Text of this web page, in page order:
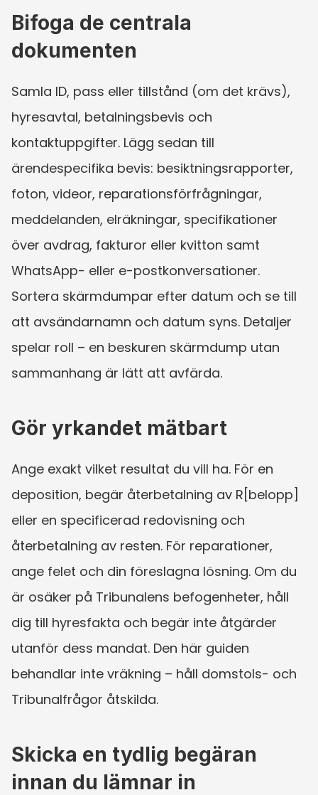
Bifoga de centrala
dokumenten
Samla ID, pass eller tillstånd (om det krävs),
hyresavtal, betalningsbevis och
kontaktuppgifter. Lägg sedan till
ärendespecifika bevis: besiktningsrapporter,
foton, videor, reparationsförfrågningar,
meddelanden, elräkningar, specifikationer
över avdrag, fakturor eller kvitton samt
WhatsApp- eller e-postkonversationer.
Sortera skärmdumpar efter datum och se till
att avsändarnamn och datum syns. Detaljer
spelar roll – en beskuren skärmdump utan
sammanhang är lätt att avfärda.
Gör yrkandet mätbart
Ange exakt vilket resultat du vill ha. För en
deposition, begär återbetalning av R[belopp]
eller en specificerad redovisning och
återbetalning av resten. För reparationer,
ange felet och din föreslagna lösning. Om du
är osäker på Tribunalens befogenheter, håll
dig till hyresfakta och begär inte åtgärder
utanför dess mandat. Den här guiden
behandlar inte vräkning – håll domstols- och
Tribunalfrågor åtskilda.
Skicka en tydlig begäran
innan du lämnar in